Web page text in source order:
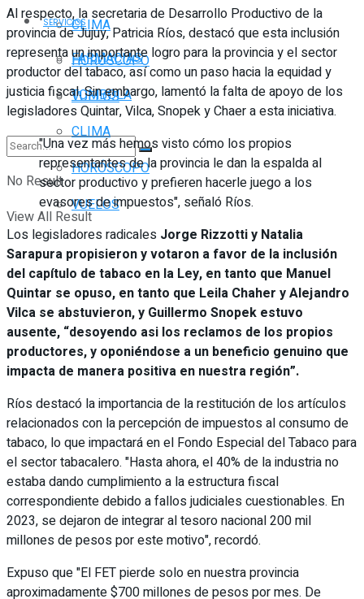
CLIMA
HORÓSCOPO
VUELOS
No Result
View All Result
SERVICIOS
FARMACIAS
TOMBOLA
CLIMA
HORÓSCOPO
VUELOS
Al respecto, la secretaria de Desarrollo Productivo de la
provincia de Jujuy, Patricia Ríos, destacó que esta inclusión
representa un importante logro para la provincia y el sector
productor del tabaco, así como un paso hacia la equidad y
justicia fiscal. Sin embargo, lamentó la falta de apoyo de los
legisladores Quintar, Vilca, Snopek y Chaer a esta iniciativa.
"Una vez más hemos visto cómo los propios
representantes de la provincia le dan la espalda al
sector productivo y prefieren hacerle juego a los
evasores de impuestos", señaló Ríos.
Los legisladores radicales Jorge Rizzotti y Natalia
Sarapura propisieron y votaron a favor de la inclusión
del capítulo de tabaco en la Ley, en tanto que Manuel
Quintar se opuso, en tanto que Leila Chaher y Alejandro
Vilca se abstuvieron, y Guillermo Snopek estuvo
ausente, “desoyendo asi los reclamos de los propios
productores, y oponiéndose a un beneficio genuino que
impacta de manera positiva en nuestra región”.
Ríos destacó la importancia de la restitución de los artículos
relacionados con la percepción de impuestos al consumo de
tabaco, lo que impactará en el Fondo Especial del Tabaco para
el sector tabacalero. "Hasta ahora, el 40% de la industria no
estaba dando cumplimiento a la estructura fiscal
correspondiente debido a fallos judiciales cuestionables. En
2023, se dejaron de integrar al tesoro nacional 200 mil
millones de pesos por este motivo", recordó.
Expuso que "El FET pierde solo en nuestra provincia
aproximadamente $700 millones de pesos por mes. De